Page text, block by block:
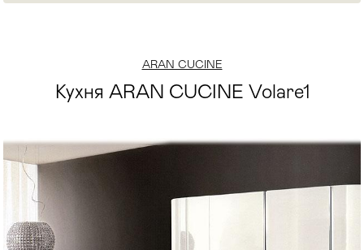
ARAN CUCINE
Кухня ARAN CUCINE Volare1